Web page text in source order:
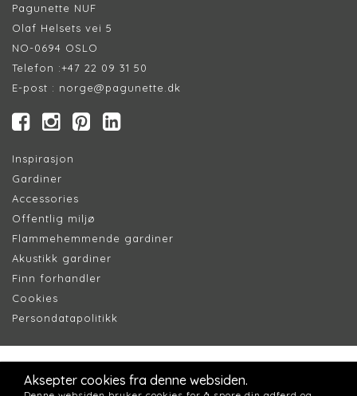
Pagunette NUF
Olaf Helsets vei 5
NO-0694 OSLO
Telefon :+47 22 09 31 50
E-post : norge@pagunette.dk
Inspirasjon
Gardiner
Accessories
Offentlig miljø
Flammehemmende gardiner
Akustikk gardiner
Finn forhandler
Cookies
Persondatapolitikk
Aksepter cookies fra denne websiden.